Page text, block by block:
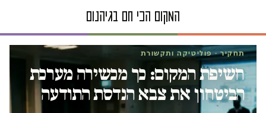
תחקיר · פוליטיקה ותקשורת
חשיפת המקום: כך מכשירה מערכת
הביטחון את צבא הנדסת התודעה